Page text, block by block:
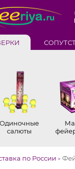
Одиночные
салюты
по России >